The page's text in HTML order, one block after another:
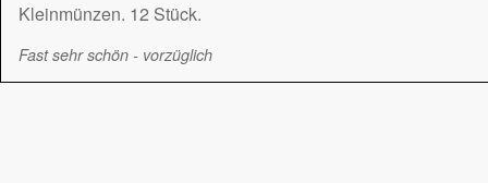
Kleinmünzen. 12 Stück.
Fast sehr schön - vorzüglich